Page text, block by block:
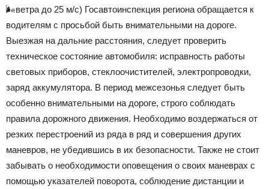
район
🌬ветра до 25 м/с) Госавтоинспекция региона обращается к
водителям с просьбой быть внимательными на дороге.
Выезжая на дальние расстояния, следует проверить
техническое состояние автомобиля: исправность работы
световых приборов, стеклоочистителей, электропроводки,
заряд аккумулятора. В период межсезонья следует быть
особенно внимательными на дороге, строго соблюдать
правила дорожного движения. Необходимо воздержаться от
резких перестроений из ряда в ряд и совершения других
маневров, не убедившись в их безопасности. Также не стоит
забывать о необходимости оповещения о своих маневрах с
помощью указателей поворота, соблюдение дистанции и